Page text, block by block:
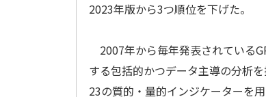
2023年版から3つ順位を下げた。
2007年から毎年発表されている
する包括的かつデータ主導の分析
23の質的・量的インジケーターを